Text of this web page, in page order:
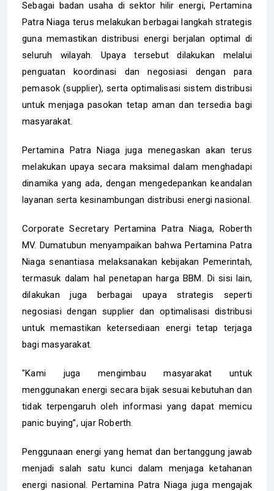
Sebagai badan usaha di sektor hilir energi, Pertamina
Patra Niaga terus melakukan berbagai langkah strategis
guna memastikan distribusi energi berjalan optimal di
seluruh wilayah. Upaya tersebut dilakukan melalui
penguatan koordinasi dan negosiasi dengan para
pemasok (supplier), serta optimalisasi sistem distribusi
untuk menjaga pasokan tetap aman dan tersedia bagi
masyarakat.
Pertamina Patra Niaga juga menegaskan akan terus
melakukan upaya secara maksimal dalam menghadapi
dinamika yang ada, dengan mengedepankan keandalan
layanan serta kesinambungan distribusi energi nasional.
Corporate Secretary Pertamina Patra Niaga, Roberth
MV. Dumatubun menyampaikan bahwa Pertamina Patra
Niaga senantiasa melaksanakan kebijakan Pemerintah,
termasuk dalam hal penetapan harga BBM. Di sisi lain,
dilakukan juga berbagai upaya strategis seperti
negosiasi dengan supplier dan optimalisasi distribusi
untuk memastikan ketersediaan energi tetap terjaga
bagi masyarakat.
"Kami juga mengimbau masyarakat untuk
menggunakan energi secara bijak sesuai kebutuhan dan
tidak terpengaruh oleh informasi yang dapat memicu
panic buying”, ujar Roberth.
Penggunaan energi yang hemat dan bertanggung jawab
menjadi salah satu kunci dalam menjaga ketahanan
energi nasional. Pertamina Patra Niaga juga mengajak